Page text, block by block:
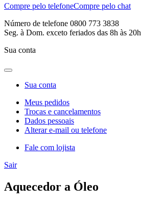
Compre pelo telefoneCompre pelo chat
Número de telefone 0800 773 3838
Seg. à Dom. exceto feriados das 8h às 20h
Sua conta
Sua conta
Meus pedidos
Trocas e cancelamentos
Dados pessoais
Alterar e-mail ou telefone
Fale com lojista
Sair
Aquecedor a Óleo